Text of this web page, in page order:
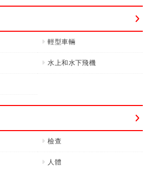
輕型車輛
水上和水下飛機
檢查
人體